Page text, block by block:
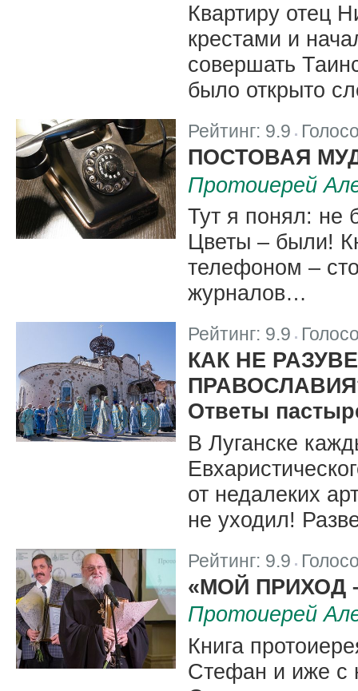
Квартиру отец
крестами и
совершать
было открыто
Рейтинг: 9.9
ПОСТОВАЯ
Протоиерей
Тут я понял: не
Цветы – были!
телефоном –
журналов…
Рейтинг: 9.9
КАК НЕ
Ответы
В Луганске
от недалеких
не уходил!
Рейтинг: 9.9 |
«МОЙ ПРИХОД
Протоиерей
Книга
Стефан и иже с